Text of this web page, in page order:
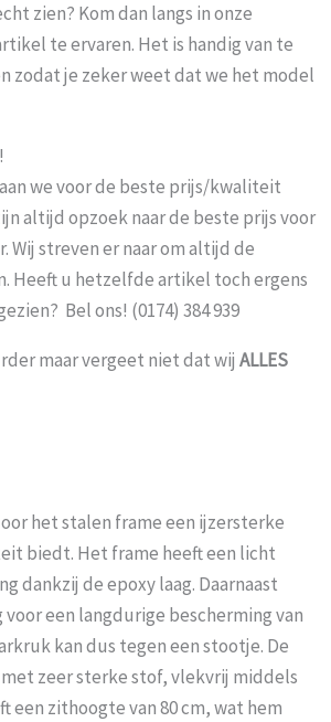
zien? Kom dan langs in onze
te ervaren. Het is handig van te
zodat je zeker weet dat we het model
we voor de beste prijs/kwaliteit
altijd opzoek naar de beste prijs voor
Wij streven er naar om altijd de
Heeft u hetzelfde artikel toch ergens
Bel ons! (0174) 384 939
maar vergeet niet dat wij ALLES
het stalen frame een ijzersterke
biedt. Het frame heeft een licht
dankzij de epoxy laag. Daarnaast
een langdurige bescherming van
kan dus tegen een stootje. De
zeer sterke stof, vlekvrij middels
een zithoogte van 80 cm, wat hem